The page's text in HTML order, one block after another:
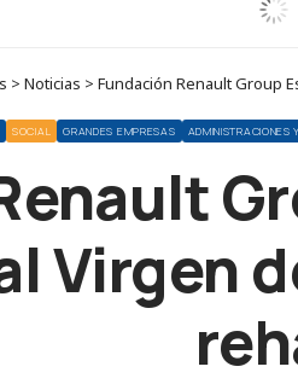
> Noticias > Fundación Renault Group
SOCIAL GRANDES EMPRESAS ADMINISTRACIONES
Virgen